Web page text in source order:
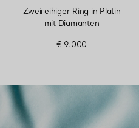
Zweireihiger Ring in Platin
mit Diamanten
€ 9.000